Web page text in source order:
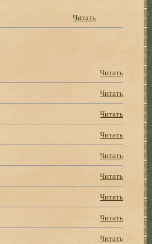
Читать
Читать
Читать
Читать
Читать
Читать
Читать
Читать
Читать
Читать